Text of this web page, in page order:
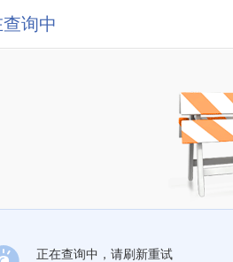
询中
正在查询中，请刷新重试